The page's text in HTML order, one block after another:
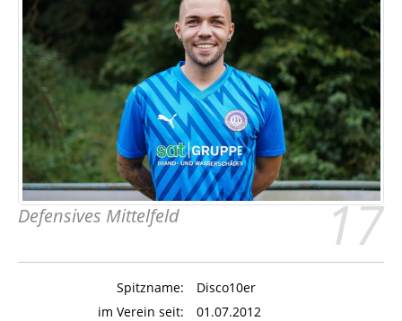
17
Defensives Mittelfeld
Spitzname:
Disco10er
im Verein seit:
01.07.2012